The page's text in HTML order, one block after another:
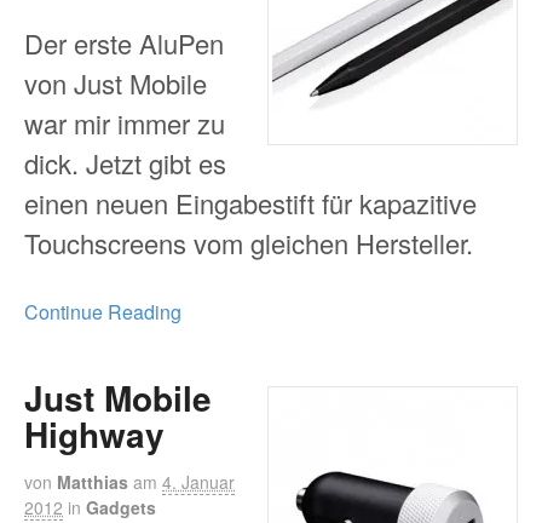
Der erste AluPen
von Just Mobile
war mir immer zu
dick. Jetzt gibt es
einen neuen Eingabestift für kapazitive
Touchscreens vom gleichen Hersteller.
Continue Reading
Just Mobile
Highway
von Matthias am 4. Januar
2012 in Gadgets